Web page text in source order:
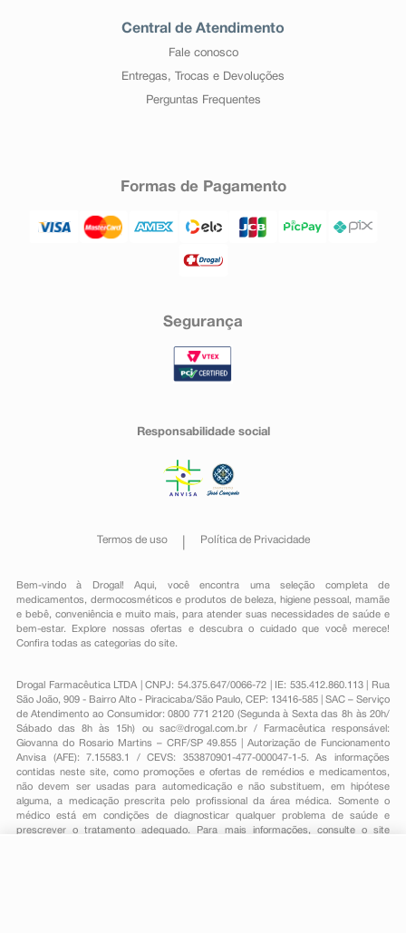
Central de Atendimento
Fale conosco
Entregas, Trocas e Devoluções
Perguntas Frequentes
Formas de Pagamento
Segurança
Responsabilidade social
Termos de uso Política de Privacidade
Bem-vindo à Drogal! Aqui, você encontra uma seleção completa de
medicamentos , dermocosméticos e produtos de beleza, higiene pessoal ,mamãe
e bebê, conveniênciae muito mais, para atender suas necessidades de saúde e
bem-estar. Explore nossas ofertas e descubra o cuidado que você merece!
Confira todas as categorias do site.
Drogal Farmacêutica LTDA | CNPJ: 54.375.647/0066-72 | IE: 535.412.860.113 | Rua
São João, 909 - Bairro Alto - Piracicaba/São Paulo, CEP: 13416-585 | SAC – Serviço
de Atendimento ao Consumidor: 0800 771 2120 (Segunda à Sexta das 8h às 20h/
Sábado das 8h às 15h) ou sac@drogal.com.br/ Farmacêutica responsável:
Giovanna do Rosario Martins – CRF/SP 49.855 | Autorização de Funcionamento
Anvisa (AFE): 7.15583.1 / CEVS: 353870901-477-000047-1-5. As informações
contidas neste site, como promoções e ofertas de remédios e medicamentos,
não devem ser usadas para automedicação e não substituem, em hipótese
alguma, a medicação prescrita pelo profissional da área médica. Somente o
médico está em condições de diagnosticar qualquer problema de saúde e
prescrever o tratamento adequado. Para mais informações, consulte o site